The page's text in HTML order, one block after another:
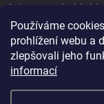
Používáme
prohlížení webu a
zlepšovali jeho
informací
Ochrana osobních
FACEBOOK